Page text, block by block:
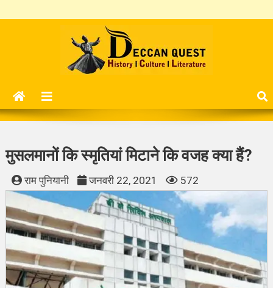
Deccan Quest
मुसलमानों कि स्मृतियां मिटाने कि वजह क्या हैं?
राम पुनियानी जनवरी 22, 2021 572